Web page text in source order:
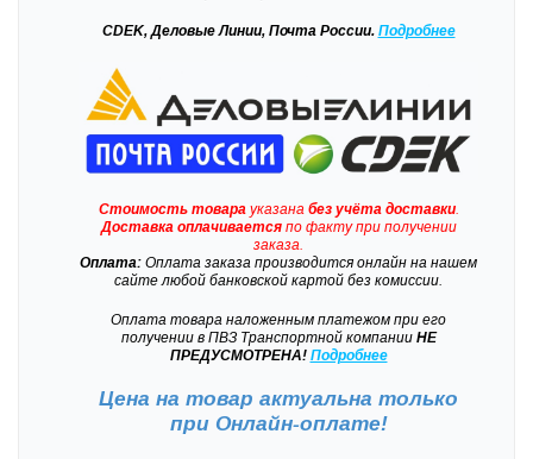
CDEK, Деловые Линии, Почта России. Подробнее
Стоимость товарауказана без учёта доставки.
Доставкаоплачиваетсяпо факту при получении
заказа.
Оплата: Оплата заказа производится онлайн на нашем
сайте любой банковской картой без комиссии.
Оплата товара наложенным платежом при его
получении в ПВЗ Транспортной компанииНЕ
ПРЕДУСМОТРЕНА! Подробнее
Цена на товар актуальна только
при Онлайн-оплате!